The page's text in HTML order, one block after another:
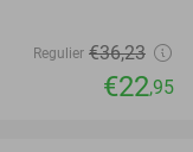
Regulier €36,23
€22,95